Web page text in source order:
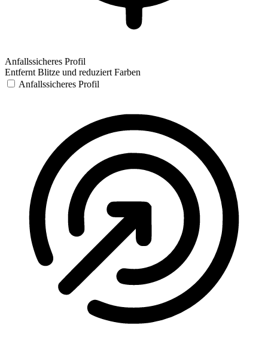
Anfallssicheres Profil
Entfernt Blitze und reduziert Farben
Anfallssicheres Profil